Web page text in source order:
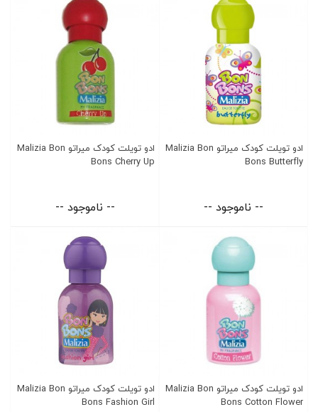
ادو تویلت کودک میراتو Malizia Bon
Bons Butterfly
-- ناموجود --
ادو تویلت کودک میراتو Malizia Bon
Bons Cherry Up
-- ناموجود --
ادو تویلت کودک میراتو Malizia Bon
Bons Cotton Flower
ادو تویلت کودک میراتو Malizia Bon
Bons Fashion Girl